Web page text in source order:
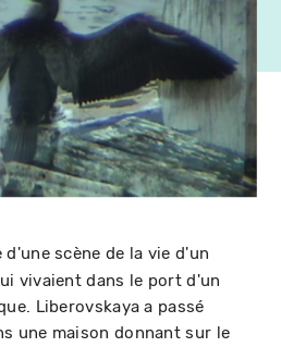
scène de la vie d'un
vivaient dans le port d'un
Liberovskaya a passé
une maison donnant sur le